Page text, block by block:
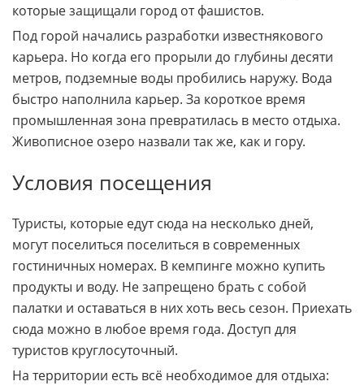
которые защищали город от фашистов.
Под горой начались разработки известнякового
карьера. Но когда его прорыли до глубины десяти
метров, подземные воды пробились наружу. Вода
быстро наполнила карьер. За короткое время
промышленная зона превратилась в место отдыха.
Живописное озеро назвали так же, как и гору.
Условия посещения
Туристы, которые едут сюда на несколько дней,
могут поселиться поселиться в современных
гостиничных номерах. В кемпинге можно купить
продукты и воду. Не запрещено брать с собой
палатки и оставаться в них хоть весь сезон. Приехать
сюда можно в любое время года. Доступ для
туристов круглосуточный.
На территории есть всё необходимое для отдыха: